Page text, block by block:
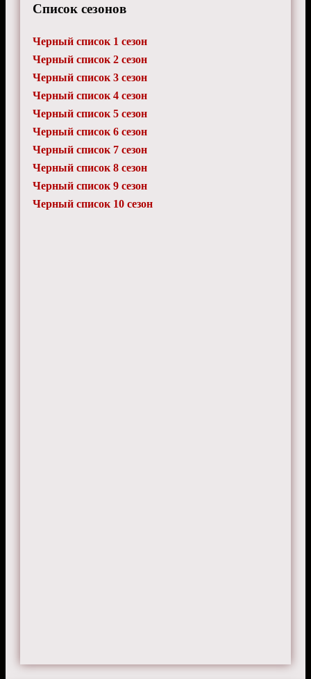
Список сезонов
Черный список 1 сезон
Черный список 2 сезон
Черный список 3 сезон
Черный список 4 сезон
Черный список 5 сезон
Черный список 6 сезон
Черный список 7 сезон
Черный список 8 сезон
Черный список 9 сезон
Черный список 10 сезон